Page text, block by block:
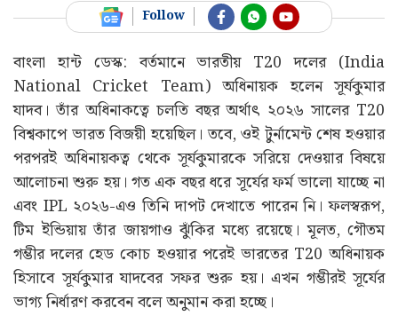
Follow
বাংলা হান্ট ডেস্ক: বর্তমানে ভারতীয় T20 দলের (India
National Cricket Team) অধিনায়ক হলেন সূর্যকুমার
যাদব। তাঁর অধিনাকত্বে চলতি বছর অর্থাৎ ২০২৬ সালের T20
বিশ্বকাপে ভারত বিজয়ী হয়েছিল। তবে, ওই টুর্নামেন্ট শেষ হওয়ার
পরপরই অধিনায়কত্ব থেকে সূর্যকুমারকে সরিয়ে দেওয়ার বিষয়ে
আলোচনা শুরু হয়। গত এক বছর ধরে সূর্যের ফর্ম ভালো যাচ্ছে না
এবং IPL ২০২৬-এও তিনি দাপট দেখাতে পারেন নি। ফলস্বরূপ,
টিম ইন্ডিয়ায় তাঁর জায়গাও ঝুঁকির মধ্যে রয়েছে। মূলত, গৌতম
গম্ভীর দলের হেড কোচ হওয়ার পরেই ভারতের T20 অধিনায়ক
হিসাবে সূর্যকুমার যাদবের সফর শুরু হয়। এখন গম্ভীরই সূর্যের
ভাগ্য নির্ধারণ করবেন বলে অনুমান করা হচ্ছে।